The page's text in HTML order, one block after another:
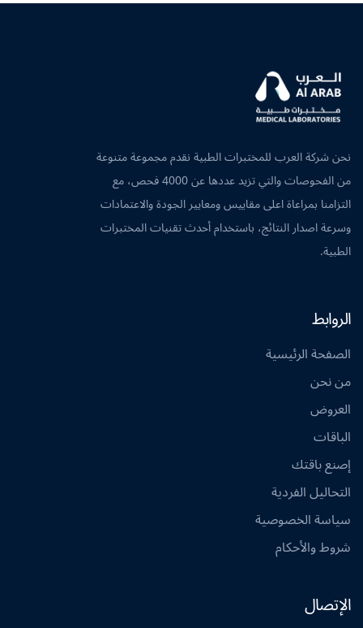
نحن شركة العرب للمختبرات الطبية نقدم مجموعة متنوعة
من الفحوصات والتي تزيد عددها عن 4000 فحص، مع
التزامنا بمراعاة اعلى مقاييس ومعايير الجودة والاعتمادات
وسرعة اصدار النتائج، باستخدام أحدث تقنيات المختبرات
الطبية.
الروابط
الصفحة الرئيسية
من نحن
العروض
الباقات
إصنع باقتك
التحاليل الفردية
سياسة الخصوصية
شروط والأحكام
الإتصال